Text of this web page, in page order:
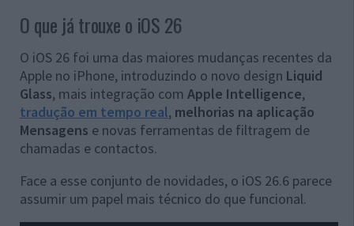
O que já trouxe o iOS 26
O iOS 26 foi uma das maiores mudanças recentes da
Apple no iPhone, introduzindo o novo design Liquid
Glass, mais integração com Apple Intelligence,
tradução em tempo real, melhorias na aplicação
Mensagens e novas ferramentas de filtragem de
chamadas e contactos.
Face a esse conjunto de novidades, o iOS 26.6 parece
assumir um papel mais técnico do que funcional.